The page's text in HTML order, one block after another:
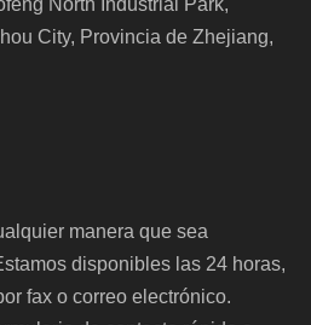
City, Provincia de Zhejiang,
manera que sea
disponibles las 24 horas,
fax o correo electrónico.